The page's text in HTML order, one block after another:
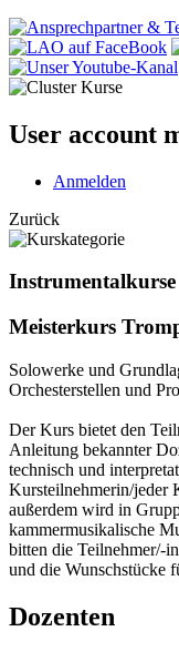
User account
Anmelden
Zurück
Instrumentalkurse
Meisterkurs
Solowerke und
Orchesterstellen und
Der Kurs bietet den
Anleitung bekannter
technisch und
Kursteilnehmerin/jeder
außerdem wird in
kammermusikalische
bitten die Teilnehmer/-
und die Wunschstücke
Dozenten